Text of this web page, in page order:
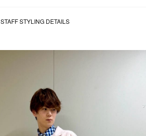
STAFF STYLING DETAILS